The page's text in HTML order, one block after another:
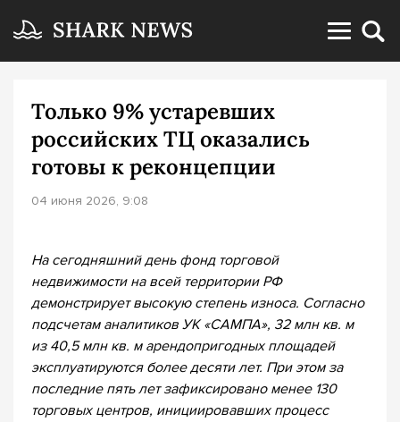
Только 9% устаревших
российских ТЦ оказались
готовы к реконцепции
04 июня 2026, 9:08
На сегодняшний день фонд торговой
недвижимости на всей территории РФ
демонстрирует высокую степень износа. Согласно
подсчетам аналитиков УК «САМПА», 32 млн кв. м
из 40,5 млн кв. м арендопригодных площадей
эксплуатируются более десяти лет. При этом за
последние пять лет зафиксировано менее 130
торговых центров, инициировавших процесс